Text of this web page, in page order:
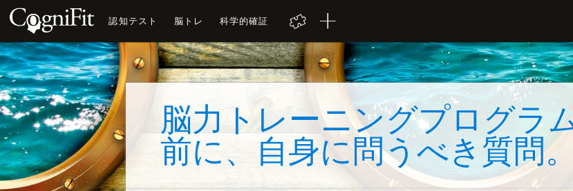
認知テスト 脳トレ 科学的確証
脳力トレーニングプログラ
前に、自身に問うべき質問。